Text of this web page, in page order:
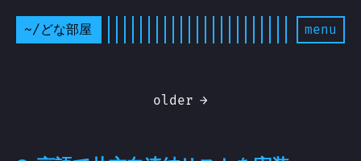
~/どな部屋 menu
older →